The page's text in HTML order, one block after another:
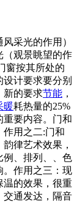
采光的作用）
观景眺望的作
窗按其所处的
计要求要分别
新的要求节能 ，
暖耗热量的25%
重要内容。门和
作用之二:门和
律艺术效果，
例、排列、、色
。作用之三：现
温的效果，很重
交通发达，隔音